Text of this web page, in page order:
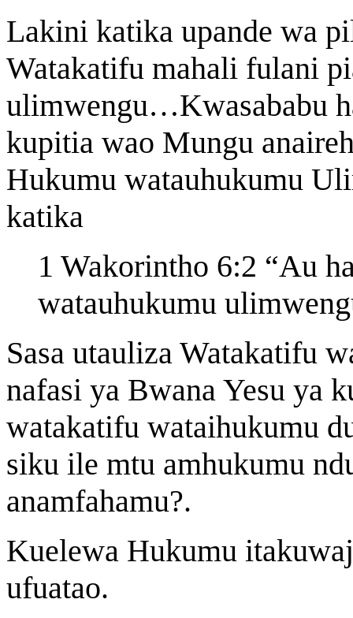
Lakini katika upande wa
Watakatifu mahali fulani
ulimwengu…Kwasababu
kupitia wao Mungu
Hukumu watauhukumu
katika
1 Wakorintho 6:2 “Au
watauhukumu
Sasa utauliza Watakatifu
nafasi ya Bwana Yesu ya
watakatifu wataihukumu
siku ile mtu amhukumu
anamfahamu?.
Kuelewa Hukumu
ufuatao.